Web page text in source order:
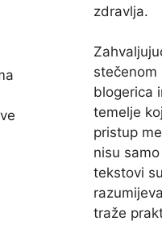
zdravlja.
stečenom
blogerica
temelje
pristup
nisu
tekstovi
traže